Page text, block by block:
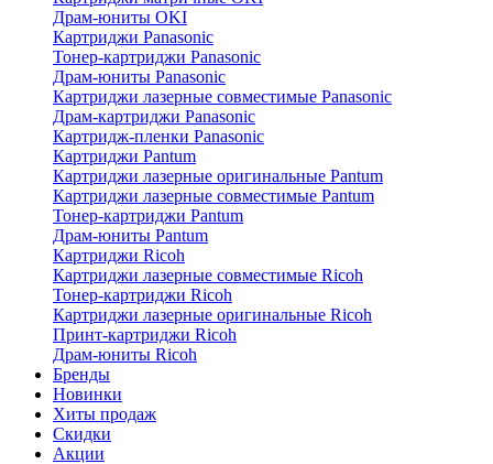
Драм-юниты OKI
Картриджи Panasonic
Тонер-картриджи Panasonic
Драм-юниты Panasonic
Картриджи лазерные совместимые Panasonic
Драм-картриджи Panasonic
Картридж-пленки Panasonic
Картриджи Pantum
Картриджи лазерные оригинальные Pantum
Картриджи лазерные совместимые Pantum
Тонер-картриджи Pantum
Драм-юниты Pantum
Картриджи Ricoh
Картриджи лазерные совместимые Ricoh
Тонер-картриджи Ricoh
Картриджи лазерные оригинальные Ricoh
Принт-картриджи Ricoh
Драм-юниты Ricoh
Бренды
Новинки
Хиты продаж
Скидки
Акции